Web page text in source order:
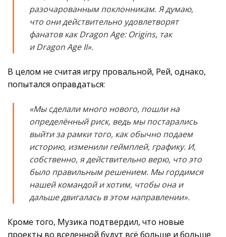
разочарованным поклонникам. Я думаю,
что они действительно удовлетворят
фанатов как Dragon Age: Origins, так
и Dragon Age II».
В целом не считая игру провальной, Рей, однако,
попытался оправдаться:
«Мы сделали много нового, пошли на
определённый риск, ведь мы постарались
выйти за рамки того, как обычно подаем
историю, изменили геймплей, графику. И,
собственно, я действительно верю, что это
было правильным решением. Мы гордимся
нашей командой и хотим, чтобы она и
дальше двигалась в этом направлении».
Кроме того, Музика подтвердил, что новые
проекты во вселенной будут всё больше и больше